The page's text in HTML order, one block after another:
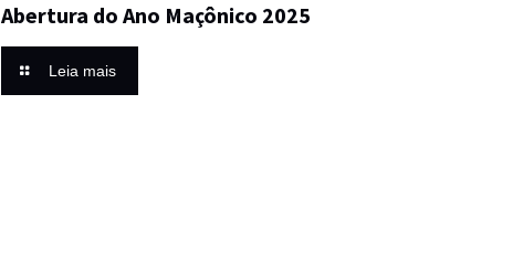
Abertura do Ano Maçônico 2025
Leia mais